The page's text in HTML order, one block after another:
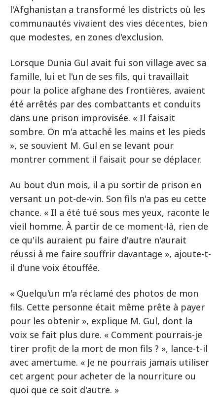
l'Afghanistan a transformé les districts où les
communautés vivaient des vies décentes, bien
que modestes, en zones d'exclusion.
Lorsque Dunia Gul avait fui son village avec sa
famille, lui et l'un de ses fils, qui travaillait
pour la police afghane des frontières, avaient
été arrêtés par des combattants et conduits
dans une prison improvisée. « Il faisait
sombre. On m'a attaché les mains et les pieds
», se souvient M. Gul en se levant pour
montrer comment il faisait pour se déplacer.
Au bout d'un mois, il a pu sortir de prison en
versant un pot-de-vin. Son fils n'a pas eu cette
chance. « Il a été tué sous mes yeux, raconte le
vieil homme. À partir de ce moment-là, rien de
ce qu'ils auraient pu faire d'autre n'aurait
réussi à me faire souffrir davantage », ajoute-t-
il d'une voix étouffée.
« Quelqu'un m'a réclamé des photos de mon
fils. Cette personne était même prête à payer
pour les obtenir », explique M. Gul, dont la
voix se fait plus dure. « Comment pourrais-je
tirer profit de la mort de mon fils ? », lance-t-il
avec amertume. « Je ne pourrais jamais utiliser
cet argent pour acheter de la nourriture ou
quoi que ce soit d'autre. »